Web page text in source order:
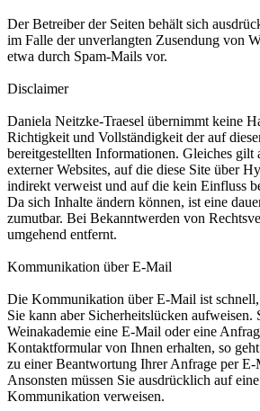
Der Betreiber der Seiten behält sich
im Falle der unverlangten Zusendung von
etwa durch Spam-Mails vor.
Disclaimer
Daniela Neitzke-Traesel übernimmt keine
Richtigkeit und Vollständigkeit der auf
bereitgestellten Informationen. Gleiches gilt
externer Websites, auf die diese Site über
indirekt verweist und auf die kein Einfluss
Da sich Inhalte ändern können, ist eine
zumutbar. Bei Bekanntwerden von
umgehend entfernt.
Kommunikation über E-Mail
Die Kommunikation über E-Mail ist
Sie kann aber Sicherheitslücken
Weinakademie eine E-Mail oder eine
Kontaktformular von Ihnen erhalten, so geht
zu einer Beantwortung Ihrer Anfrage per
Ansonsten müssen Sie ausdrücklich auf
Kommunikation verweisen.